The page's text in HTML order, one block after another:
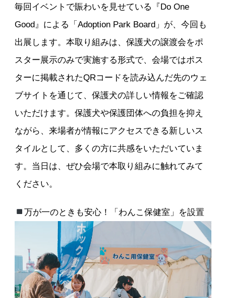
毎回イベントで賑わいを見せている『Do One
Good』による「Adoption Park Board」が、今回も
出展します。本取り組みは、保護犬の譲渡会をポ
スター展示のみで実施する形式で、会場ではポス
ターに掲載されたQRコードを読み込んだ先のウェ
ブサイトを通じて、保護犬の詳しい情報をご確認
いただけます。保護犬や保護団体への負担を抑え
ながら、来場者が情報にアクセスできる新しいス
タイルとして、多くの方に共感をいただいていま
す。当日は、ぜひ会場で本取り組みに触れてみて
ください。
万が一のときも安心！「わんこ保健室」を設置